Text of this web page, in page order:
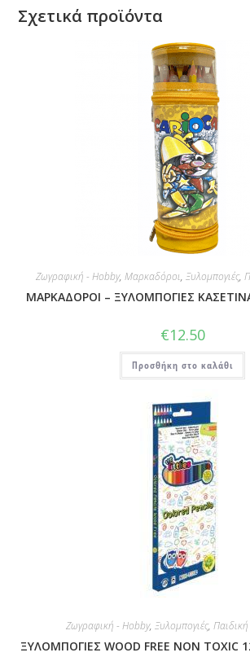
Σχετικά προϊόντα
Ζωγραφική - Hobby, Μαρκαδόροι, Ξυλομπογιές,
ΜΑΡΚΑΔΟΡΟΙ – ΞΥΛΟΜΠΟΓΙΕΣ ΚΑΣΕΤΙΝΑ
€12.50
Προσθήκη στο καλάθι
Ζωγραφική - Hobby, Ξυλομπογιές,
ΞΥΛΟΜΠΟΓΙΕΣ WOOD FREE NON